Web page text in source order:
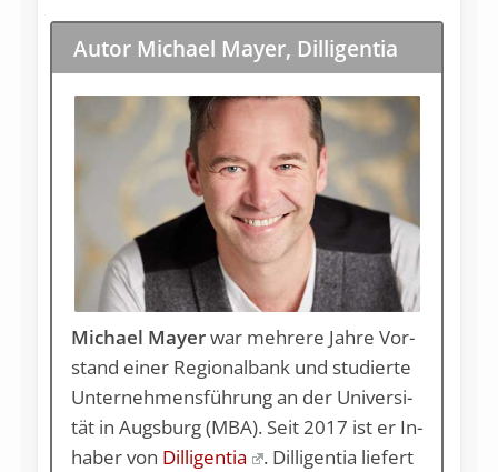
Autor Michael Mayer, Dilligentia
Michael Mayerwar meh­re­re Jah­re Vor­
stand ei­ner Re­gio­nal­bank und stu­dier­te
Un­ter­neh­mens­füh­rung an der Uni­ver­si­
tät in Augs­burg (MBA). Seit 2017 ist er In­
ha­ber von Dilligentia
. Dil­li­gen­tia lie­fert